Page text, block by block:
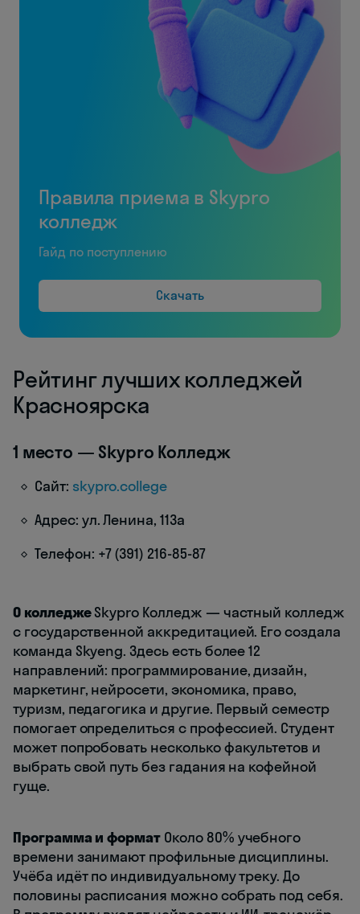
Правила приема в Skypro
колледж
Гайд по поступлению
Скачать
Рейтинг лучших колледжей
Красноярска
1 место — Skypro Колледж
Сайт: skypro.college
Адрес: ул. Ленина, 113а
Телефон: +7 (391) 216-85-87
О колледжеSkypro Колледж — частный колледж
с государственной аккредитацией. Его создала
команда Skyeng. Здесь есть более 12
направлений: программирование, дизайн,
маркетинг, нейросети, экономика, право,
туризм, педагогика и другие. Первый семестр
помогает определиться с профессией. Студент
может попробовать несколько факультетов и
выбрать свой путь без гадания на кофейной
гуще.
Программа и формат Около 80% учебного
времени занимают профильные дисциплины.
Учёба идёт по индивидуальному треку. До
половины расписания можно собрать под себя.